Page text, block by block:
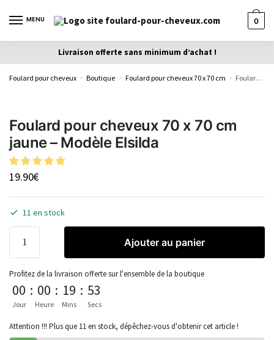
MENU 0
Livraison offerte sans minimum d’achat !
Foulard pour cheveux » Boutique » Foulard pour cheveux 70 x 70 cm » Foulard pour cheveux 70 x 70 cm jaune – Modèle Elsilda
Foulard pour cheveux 70 x 70 cm
jaune – Modèle Elsilda
19.90€
11 en stock
Ajouter au panier
Profitez de la livraison offerte sur l'ensemble de la boutique
00
Jour
: 00
Heure
: 19
Mins
: 53
Secs
Attention !!! Plus que 11 en stock, dépêchez-vous d'obtenir cet article !